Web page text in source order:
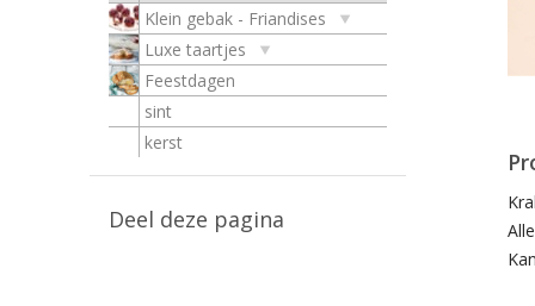
Klein gebak - Friandises
Luxe taartjes
Feestdagen
sint
kerst
Deel deze pagina